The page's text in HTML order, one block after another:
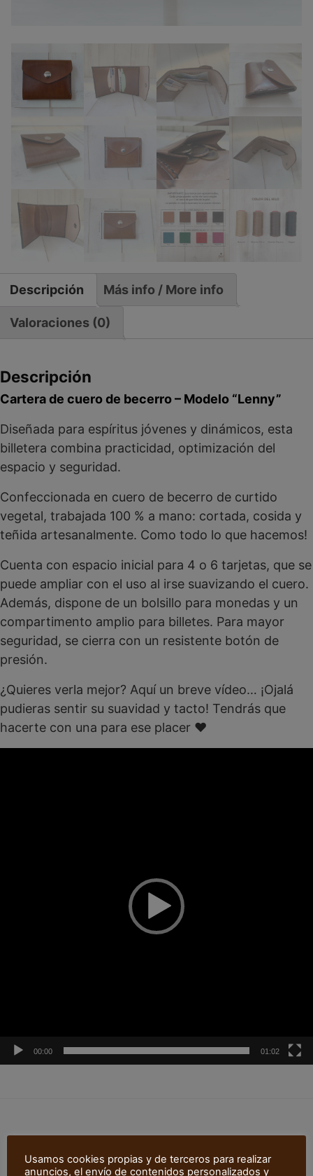
Descripción Más info / More info
Valoraciones (0)
Descripción
Cartera de cuero de becerro – Modelo “Lenny”
Diseñada para espíritus jóvenes y dinámicos, esta
billetera combina practicidad, optimización del
espacio y seguridad.
Confeccionada en cuero de becerro de curtido
vegetal, trabajada 100 % a mano: cortada, cosida y
teñida artesanalmente. Como todo lo que hacemos!
Cuenta con espacio inicial para 4 o 6 tarjetas, que se
puede ampliar con el uso al irse suavizando el cuero.
Además, dispone de un bolsillo para monedas y un
compartimento amplio para billetes. Para mayor
seguridad, se cierra con un resistente botón de
presión.
¿Quieres verla mejor? Aquí un breve vídeo… ¡Ojalá
pudieras sentir su suavidad y tacto! Tendrás que
hacerte con una para ese placer ♥
00:00 01:02
Usamos cookies propias y de terceros para realizar
anuncios, el envío de contenidos personalizados y